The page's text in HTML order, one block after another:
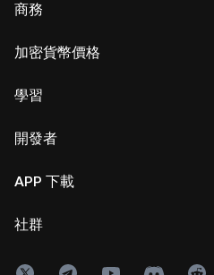
商務
加密貨幣價格
學習
開發者
APP 下載
社群